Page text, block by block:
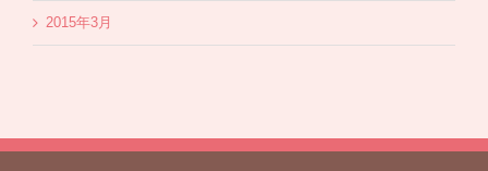
2015年3月